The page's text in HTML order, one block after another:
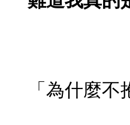
「為什麼不